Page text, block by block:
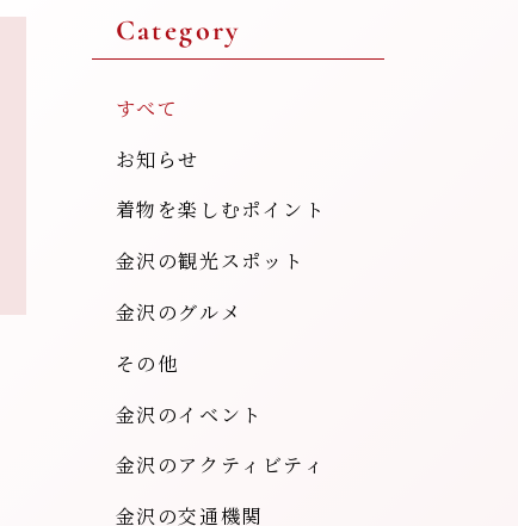
Category
すべて
お知らせ
着物を楽しむポイント
金沢の観光スポット
金沢のグルメ
その他
金沢のイベント
金沢のアクティビティ
金沢の交通機関